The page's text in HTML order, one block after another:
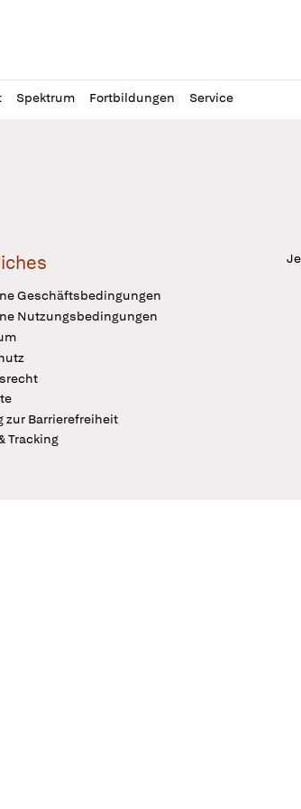
Spektrum Fortbildungen Service
Geschäftsbedingungen
Nutzungsbedingungen
zur Barrierefreiheit
Tracking